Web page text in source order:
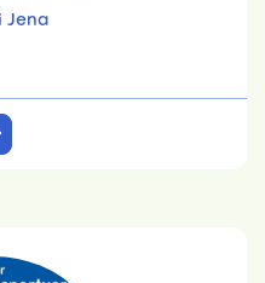
Jena
Burggräf